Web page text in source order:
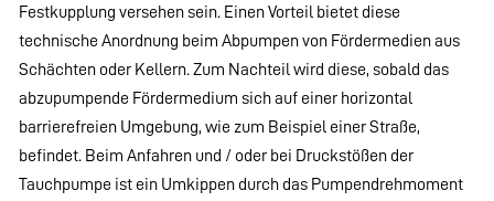
Festkupplung versehen sein. Einen Vorteil bietet diese
technische Anordnung beim Abpumpen von Fördermedien aus
Schächten oder Kellern. Zum Nachteil wird diese, sobald das
abzupumpende Fördermedium sich auf einer horizontal
barrierefreien Umgebung, wie zum Beispiel einer Straße,
befindet. Beim Anfahren und / oder bei Druckstößen der
Tauchpumpe ist ein Umkippen durch das Pumpendrehmoment